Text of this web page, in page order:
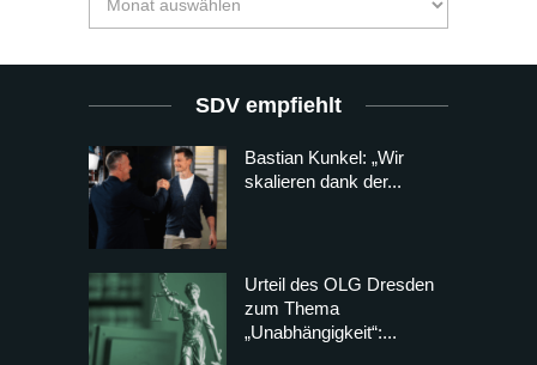
SDV empfiehlt
Bastian Kunkel: „Wir
skalieren dank der...
Urteil des OLG Dresden
zum Thema
„Unabhängigkeit“:...